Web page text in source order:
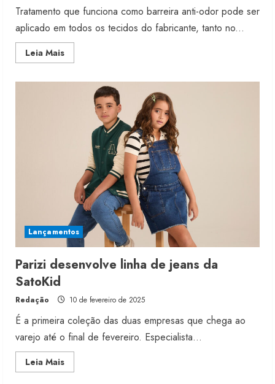
Tratamento que funciona como barreira anti-odor pode ser
aplicado em todos os tecidos do fabricante, tanto no...
Leia MaisRead
more
estende
aplicação
Polygiene
Lançamentos
Parizi desenvolve linha de jeans da
SatoKid
Redação 10 de fevereiro de 2025
É a primeira coleção das duas empresas que chega ao
varejo até o final de fevereiro. Especialista...
Leia MaisRead
more